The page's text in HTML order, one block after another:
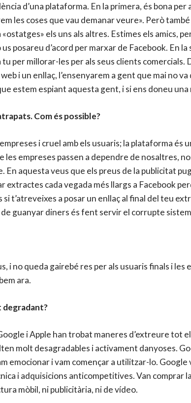
d’una plataforma. En la primera, és bona
les coses que vau demanar veure». Però
els uns als altres. Estimes els amics,
posareu d’acord per marxar de Facebook. En
per millorar-les per als seus clients comercials.
i un enllaç, l’ensenyarem a gent que mai no
estem espiant aquesta gent, i si ens doneu
Com és possible?
i cruel amb els usuaris; la plataforma és
les empreses passen a dependre de nosaltres,
aquesta veus que els preus de la publicitat
cada vegada més llargs a Facebook
t’atreveixes a posar un enllaç al final del teu
de guanyar diners és fent servir el corrupte
i no queda gairebé res per als usuaris finals i
ara.
degradant?
i Apple han trobat maneres d’extreure tot
molt desagradables i activament danyoses.
emocionar i vam començar a utilitzar-lo.
i adquisicions anticompetitives. Van comprar
mòbil, ni publicitària, ni de vídeo.